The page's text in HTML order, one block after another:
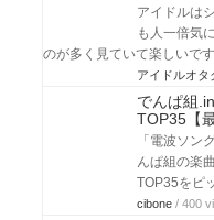
アイドルは
も人一倍気
のが多く見ていて楽しいで
アイドルオタ
でんぱ組
TOP35【
「電波ソン
んぱ組の楽
TOP35をピ
cibone / 400